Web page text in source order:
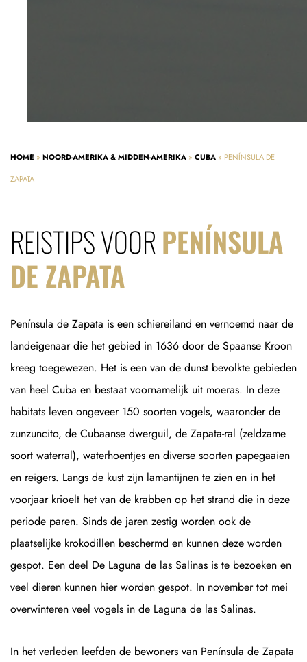
HOME » NOORD-AMERIKA & MIDDEN-AMERIKA » CUBA » PENÍNSULA DE
ZAPATA
REISTIPS VOOR PENÍNSULA
DE ZAPATA
Península de Zapata is een schiereiland en vernoemd naar de
landeigenaar die het gebied in 1636 door de Spaanse Kroon
kreeg toegewezen. Het is een van de dunst bevolkte gebieden
van heel Cuba en bestaat voornamelijk uit moeras. In deze
habitats leven ongeveer 150 soorten vogels, waaronder de
zunzuncito, de Cubaanse dwerguil, de Zapata-ral (zeldzame
soort waterral), waterhoentjes en diverse soorten papegaaien
en reigers. Langs de kust zijn lamantijnen te zien en in het
voorjaar krioelt het van de krabben op het strand die in deze
periode paren. Sinds de jaren zestig worden ook de
plaatselijke krokodillen beschermd en kunnen deze worden
gespot. Een deel De Laguna de las Salinas is te bezoeken en
veel dieren kunnen hier worden gespot. In november tot mei
overwinteren veel vogels in de Laguna de las Salinas.
In het verleden leefden de bewoners van Península de Zapata